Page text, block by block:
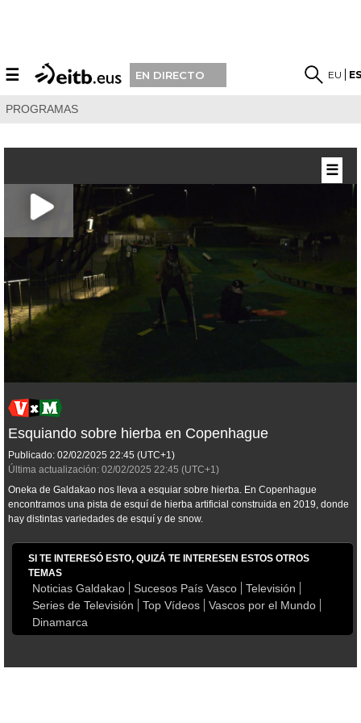
☰ EN DIRECTO EU
PROGRAMAS
Esquiando sobre hierba en Copenhague
Publicado: 02/02/2025 22:45 (UTC+1)
Última actualización: 02/02/2025 22:45 (UTC+1)
Oneka de Galdakao nos lleva a esquiar sobre hierba. En Copenhague
encontramos una pista de esquí de hierba artificial construida en 2019, donde
hay distintas variedades de esquí y de snow.
SI TE INTERESÓ ESTO, QUIZÁ TE INTERESEN ESTOS OTROS
TEMAS
Noticias Galdakao Sucesos País Vasco
Televisión
Series de Televisión
Top Vídeos
Vascos por el Mundo
Dinamarca
☰